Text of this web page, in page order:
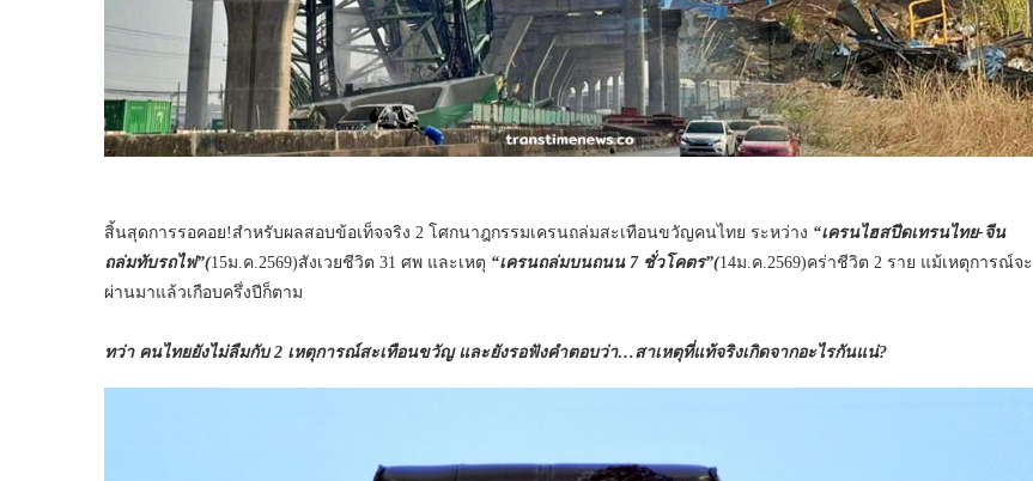
สิ้นสุดการรอคอย!สำหรับผลสอบข้อเท็จจริง 2 โศกนาฎกรรมเครนถล่มสะเทือนขวัญคนไทย ระหว่าง “เครนไฮสปีดเทรนไทย-จีน
ถล่มทับรถไฟ”(15ม.ค.2569)สังเวยชีวิต 31 ศพ และเหตุ “เครนถล่มบนถนน 7 ชั่วโคตร”(14ม.ค.2569)คร่าชีวิต 2 ราย แม้เหตุการณ์จะ
ผ่านมาแล้วเกือบครึ่งปีก็ตาม
ทว่า คนไทยยังไม่ลืมกับ 2 เหตุการณ์สะเทือนขวัญ และยังรอฟังคำตอบว่า…สาเหตุที่แท้จริงเกิดจากอะไรกันแน่?